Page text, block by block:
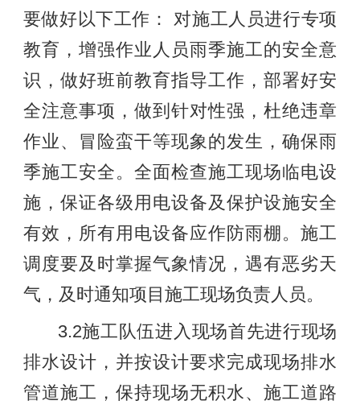
要做好以下工作： 对施工人员进行专项
教育，增强作业人员雨季施工的安全意
识，做好班前教育指导工作，部署好安
全注意事项，做到针对性强，杜绝违章
作业、冒险蛮干等现象的发生，确保雨
季施工安全。全面检查施工现场临电设
施，保证各级用电设备及保护设施安全
有效，所有用电设备应作防雨棚。施工
调度要及时掌握气象情况，遇有恶劣天
气，及时通知项目施工现场负责人员。
3.2施工队伍进入现场首先进行现场
排水设计，并按设计要求完成现场排水
管道施工，保持现场无积水、施工道路